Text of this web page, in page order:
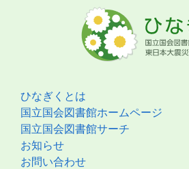
ひなぎくとは
国立国会図書館ホームページ
国立国会図書館サーチ
お知らせ
お問い合わせ